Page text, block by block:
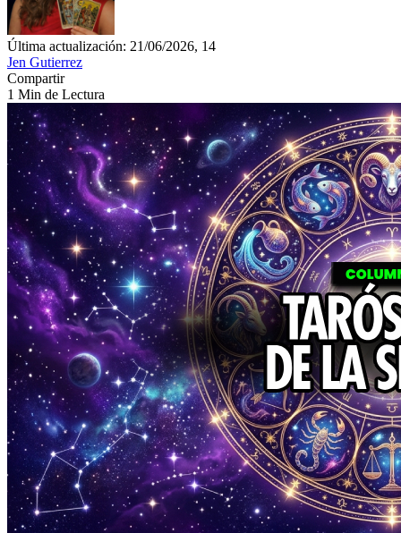
Última actualización: 21/06/2026, 14
Jen Gutierrez
Compartir
1 Min de Lectura